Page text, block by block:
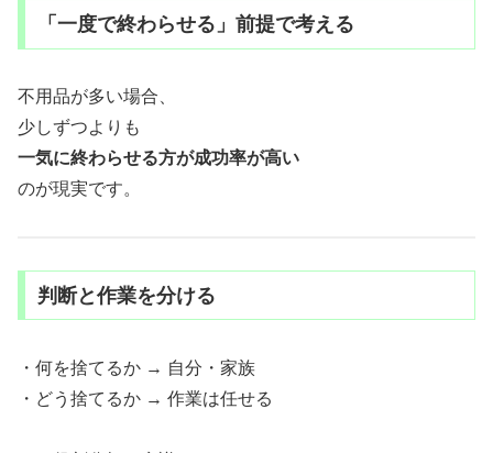
「一度で終わらせる」前提で考える
不用品が多い場合、
少しずつよりも
一気に終わらせる方が成功率が高い
のが現実です。
判断と作業を分ける
・何を捨てるか → 自分・家族
・どう捨てるか → 作業は任せる